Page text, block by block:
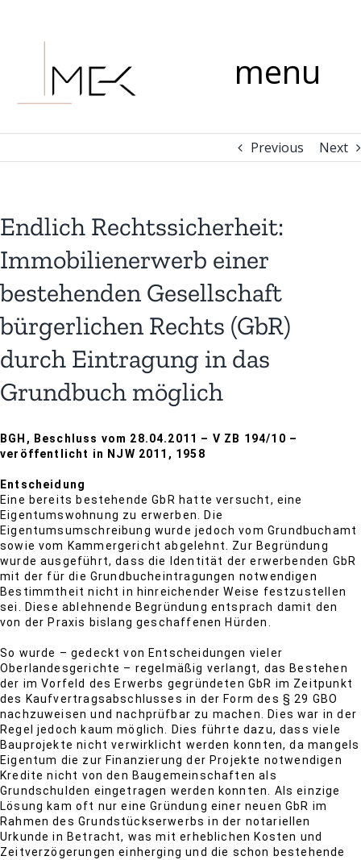
menu
Previous Next
Endlich Rechtssicherheit:
Immobilienerwerb einer
bestehenden Gesellschaft
bürgerlichen Rechts (GbR)
durch Eintragung in das
Grundbuch möglich
BGH, Beschluss vom 28.04.2011 – V ZB 194/10 –
veröffentlicht in NJW 2011, 1958
Entscheidung
Eine bereits bestehende GbR hatte versucht, eine
Eigentumswohnung zu erwerben. Die
Eigentumsumschreibung wurde jedoch vom Grundbuchamt
sowie vom Kammergericht abgelehnt. Zur Begründung
wurde ausgeführt, dass die Identität der erwerbenden GbR
mit der für die Grundbucheintragungen notwendigen
Bestimmtheit nicht in hinreichender Weise festzustellen
sei. Diese ablehnende Begründung entsprach damit den
von der Praxis bislang geschaffenen Hürden.
So wurde – gedeckt von Entscheidungen vieler
Oberlandesgerichte – regelmäßig verlangt, das Bestehen
der im Vorfeld des Erwerbs gegründeten GbR im Zeitpunkt
des Kaufvertragsabschlusses in der Form des § 29 GBO
nachzuweisen und nachprüfbar zu machen. Dies war in der
Regel jedoch kaum möglich. Dies führte dazu, dass viele
Bauprojekte nicht verwirklicht werden konnten, da mangels
Eigentum die zur Finanzierung der Projekte notwendigen
Kredite nicht von den Baugemeinschaften als
Grundschulden eingetragen werden konnten. Als einzige
Lösung kam oft nur eine Gründung einer neuen GbR im
Rahmen des Grundstückserwerbs in der notariellen
Urkunde in Betracht, was mit erheblichen Kosten und
Zeitverzögerungen einherging und die schon bestehende